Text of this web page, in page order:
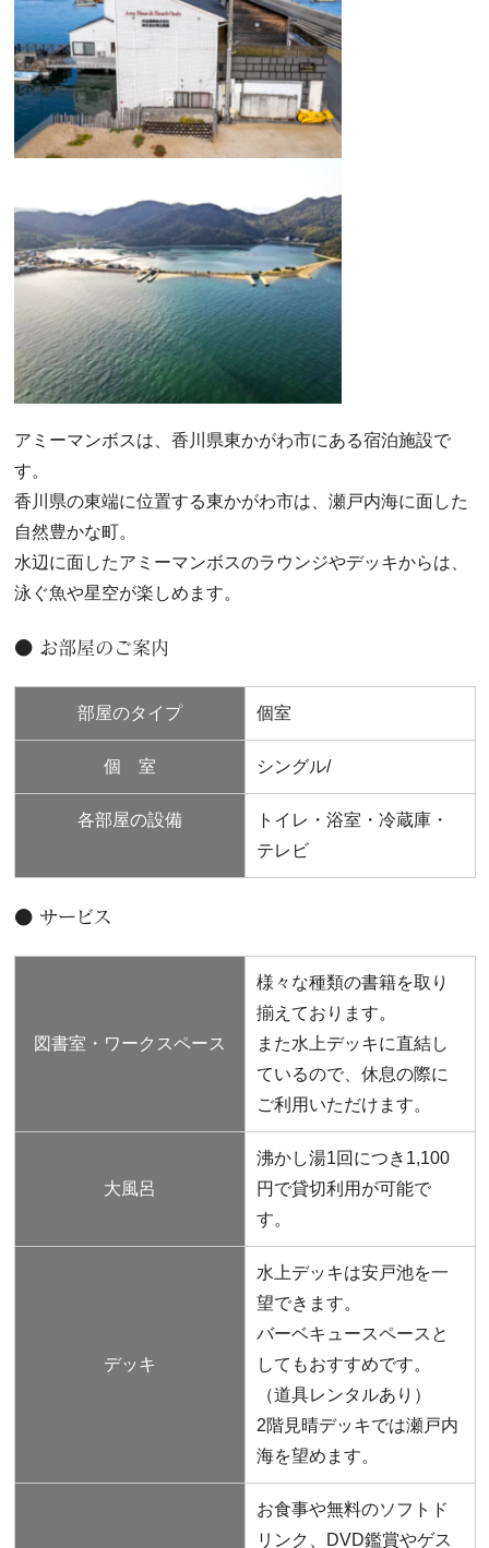
アミーマンボスは、香川県東かがわ市にある宿泊施設で
す。
香川県の東端に位置する東かがわ市は、瀬戸内海に面した
自然豊かな町。
水辺に面したアミーマンボスのラウンジやデッキからは、
泳ぐ魚や星空が楽しめます。
● お部屋のご案内
部屋のタイプ 個室
個 室 シングル/
各部屋の設備
トイレ・浴室・冷蔵庫・
テレビ
● サービス
図書室・ワークスペース
様々な種類の書籍を取り
揃えております。
また水上デッキに直結し
ているので、休息の際に
ご利用いただけます。
大風呂
沸かし湯1回につき1,100
円で貸切利用が可能で
す。
デッキ
水上デッキは安戸池を一
望できます。
バーベキュースペースと
してもおすすめです。
（道具レンタルあり）
2階見晴デッキでは瀬戸内
海を望めます。
お食事や無料のソフトド
リンク、DVD鑑賞やゲス